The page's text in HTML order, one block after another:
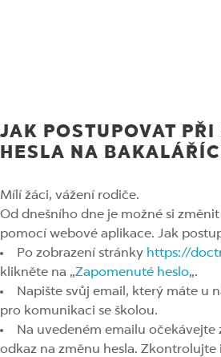
JAK POSTUPOVAT PŘI
HESLA NA
Mílí žáci, vážení rodiče.
Od dnešního dne je možné si
pomocí webové aplikace. Jak
Po zobrazení stránky https://
klikněte na „Zapomenuté heslo„.
Napište svůj email, který máte u
pro komunikaci se školou.
Na uvedeném emailu očekávejte
odkaz na změnu hesla. Zkontrolujte